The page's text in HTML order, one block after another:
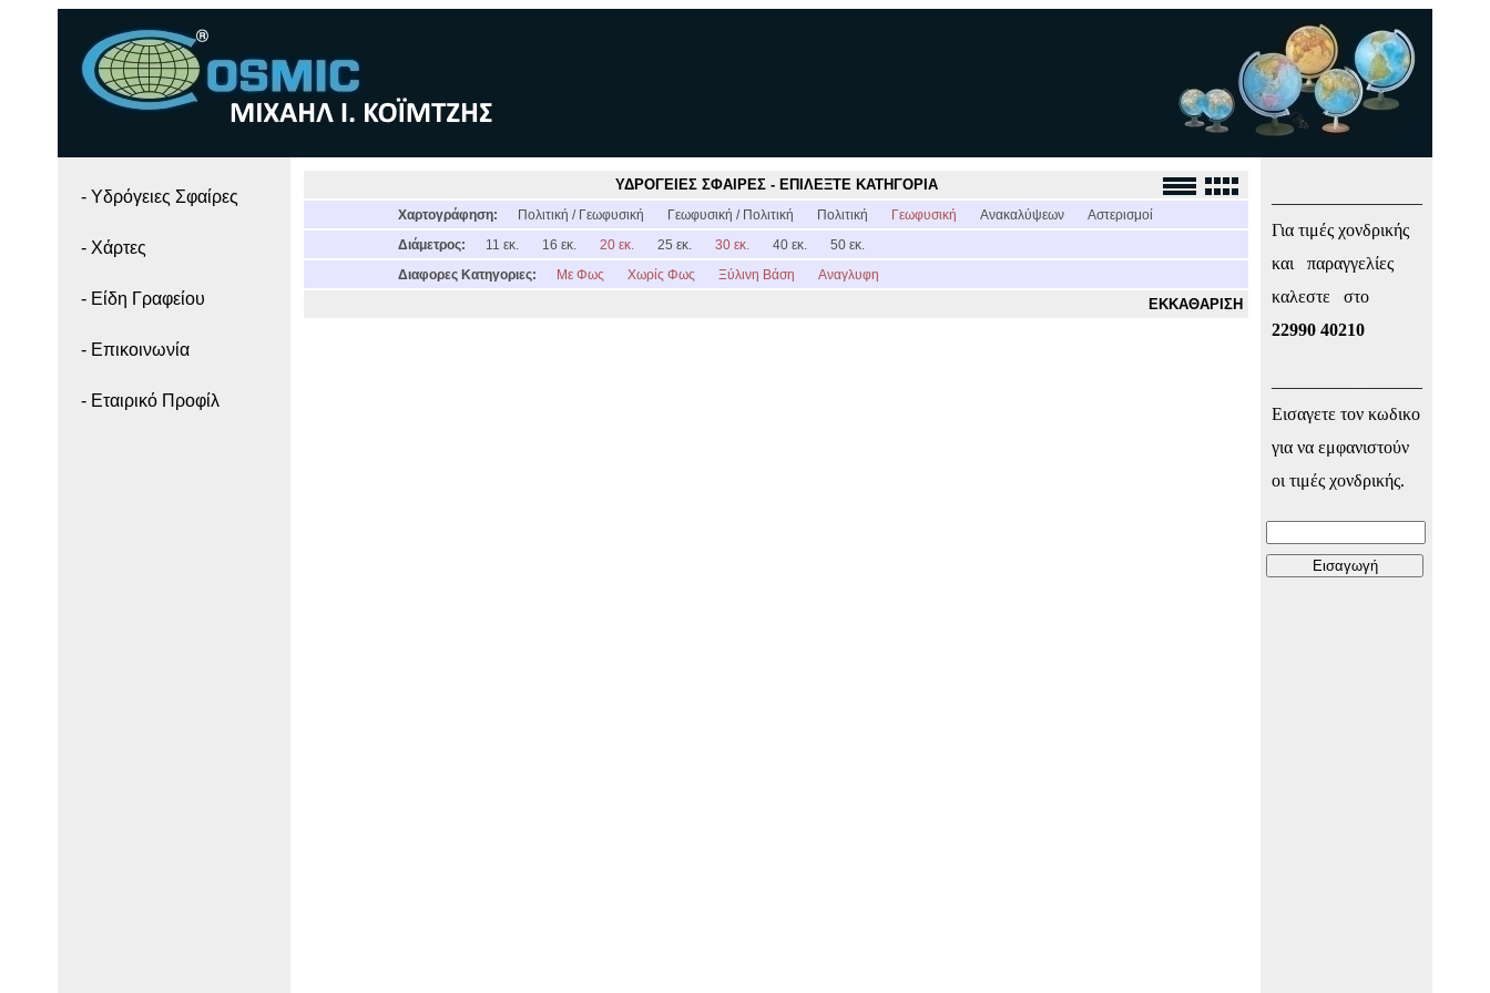
- Yδρόγειες Σφαίρες
- Χάρτες
- Είδη Γραφείου
- Επικοινωνία
- Εταιρικό Προφίλ
ΥΔΡΟΓΕΙΕΣ ΣΦΑΙΡΕΣ - ΕΠΙΛΕΞΤΕ ΚΑΤΗΓΟΡΙΑ
Χαρτογράφηση: Πολιτική / Γεωφυσική Γεωφυσική / Πολιτική Πολιτική Γεωφυσική Ανακαλύψεων
Αστερισμοί
Διάμετρος:
11 εκ. 16 εκ. 20 εκ. 25 εκ. 30 εκ. 40 εκ.
50 εκ.
Διαφορες Κατηγοριες:
Με Φως Χωρίς Φως Ξύλινη Βάση Αναγλυφη
ΕΚΚΑΘΑΡΙΣΗ
Για τιμές χονδρικής
και παραγγελίες
καλεστε στο
22990 40210
Εισαγετε τον κωδικο
για να εμφανιστούν
οι τιμές χονδρικής.